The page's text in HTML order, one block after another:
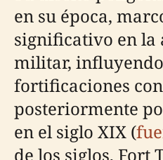
en su época,
significativo en
militar,
fortificaciones
posteriormente
en el siglo XIX (
de los siglos, Fort